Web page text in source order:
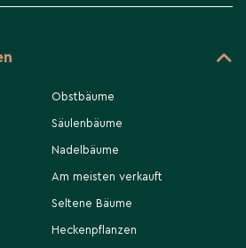
Obstbäume
Säulenbäume
Nadelbäume
Am meisten verkauft
Seltene Bäume
Heckenpflanzen